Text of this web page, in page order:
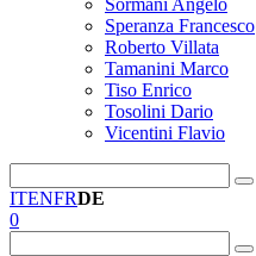
Sormani Angelo
Speranza Francesco
Roberto Villata
Tamanini Marco
Tiso Enrico
Tosolini Dario
Vicentini Flavio
ITENFRDE
0